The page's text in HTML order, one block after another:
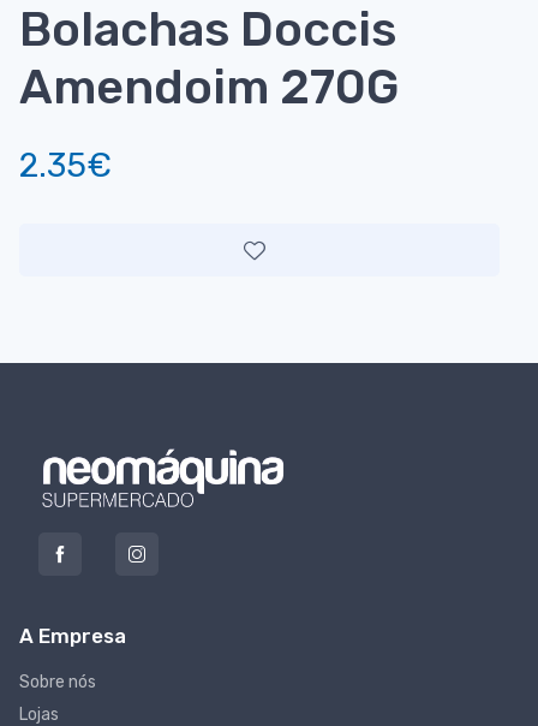
Bolachas Doccis
Amendoim 270G
2.35€
A Empresa
Sobre nós
Lojas